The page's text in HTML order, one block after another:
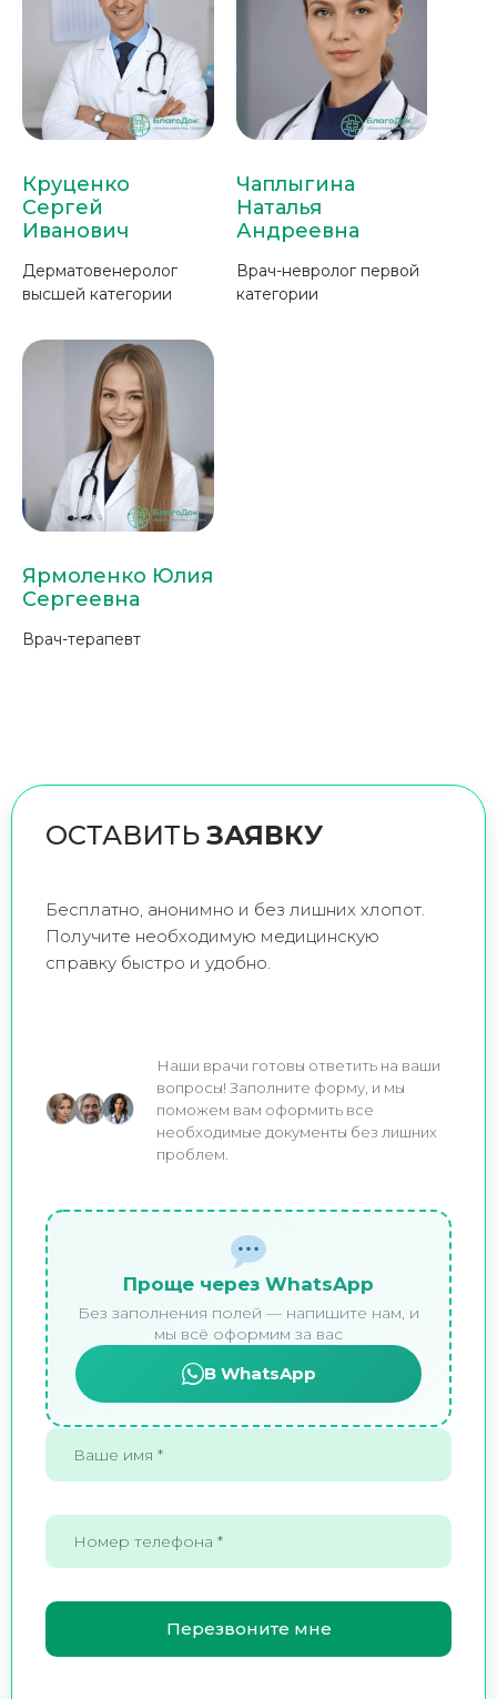
Круценко
Сергей
Иванович
Дерматовенеролог
высшей категории
Чаплыгина
Наталья
Андреевна
Врач-невролог первой
категории
Ярмоленко Юлия
Сергеевна
Врач-терапевт
ОСТАВИТЬ ЗАЯВКУ
Бесплатно, анонимно и без лишних хлопот.
Получите необходимую медицинскую
справку быстро и удобно.
Наши врачи готовы ответить на ваши
вопросы! Заполните форму, и мы
поможем вам оформить все
необходимые документы без лишних
проблем.
Проще через WhatsApp
Без заполнения полей — напишите нам, и
мы всё оформим за вас
В WhatsApp